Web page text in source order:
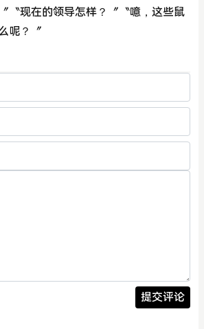
〝现在的领导怎样？〞〝噫，这些鼠
呢？〞
提交评论